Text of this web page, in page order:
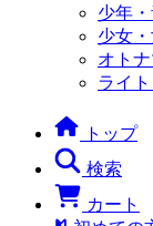
少年
少女
オト
ライ
トップ
検索
カート